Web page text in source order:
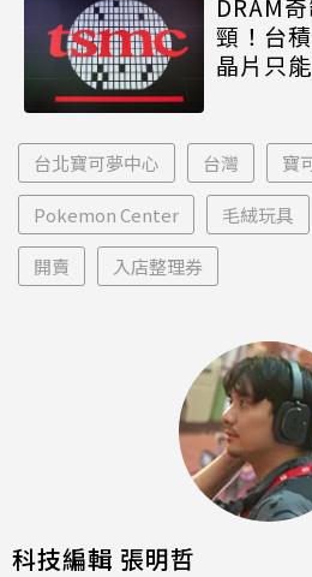
DRAM
頸！台
晶片只
台北寶可夢中心 台灣 寶
Pokemon Center 毛絨玩具
開賣 入店整理券
科技編輯 張明哲